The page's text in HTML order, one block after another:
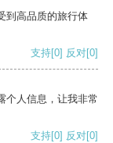
到高品质的旅行体
支持[0] 反对[0]
个人信息，让我非常
支持[0] 反对[0]